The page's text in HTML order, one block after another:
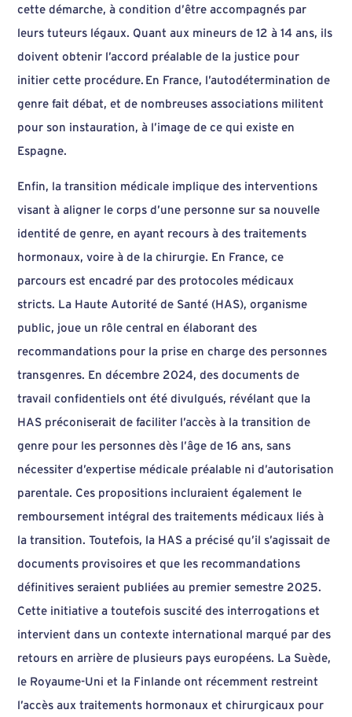
cette démarche, à condition d’être accompagnés par
leurs tuteurs légaux. Quant aux mineurs de 12 à 14 ans, ils
doivent obtenir l’accord préalable de la justice pour
initier cette procédure. En France, l’autodétermination de
genre fait débat, et de nombreuses associations militent
pour son instauration, à l’image de ce qui existe en
Espagne.
Enfin, la transition médicale implique des interventions
visant à aligner le corps d’une personne sur sa nouvelle
identité de genre, en ayant recours à des traitements
hormonaux, voire à de la chirurgie. En France, ce
parcours est encadré par des protocoles médicaux
stricts. La Haute Autorité de Santé (HAS), organisme
public, joue un rôle central en élaborant des
recommandations pour la prise en charge des personnes
transgenres. En décembre 2024, des documents de
travail confidentiels ont été divulgués, révélant que la
HAS préconiserait de faciliter l’accès à la transition de
genre pour les personnes dès l’âge de 16 ans, sans
nécessiter d’expertise médicale préalable ni d’autorisation
parentale. Ces propositions incluraient également le
remboursement intégral des traitements médicaux liés à
la transition. Toutefois, la HAS a précisé qu’il s’agissait de
documents provisoires et que les recommandations
définitives seraient publiées au premier semestre 2025.
Cette initiative a toutefois suscité des interrogations et
intervient dans un contexte international marqué par des
retours en arrière de plusieurs pays européens. La Suède,
le Royaume-Uni et la Finlande ont récemment restreint
l’accès aux traitements hormonaux et chirurgicaux pour